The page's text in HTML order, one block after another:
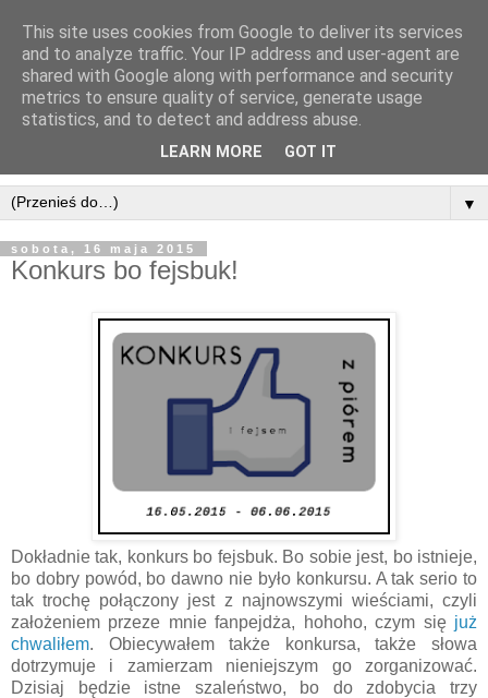
▼
sobota, 16 maja 2015
Konkurs bo fejsbuk!
Dokładnie tak, konkurs bo fejsbuk. Bo sobie jest, bo istnieje,
bo dobry powód, bo dawno nie było konkursu. A tak serio to
tak trochę połączony jest z najnowszymi wieściami, czyli
założeniem przeze mnie fanpejdża, hohoho, czym się już
chwaliłem. Obiecywałem także konkursa, także słowa
dotrzymuje i zamierzam nieniejszym go zorganizować.
Dzisiaj będzie istne szaleństwo, bo do zdobycia trzy
This site uses cookies from Google to deliver its services
and to analyze traffic. Your IP address and user-agent are
shared with Google along with performance and security
metrics to ensure quality of service, generate usage
statistics, and to detect and address abuse.
LEARN MORE GOT IT